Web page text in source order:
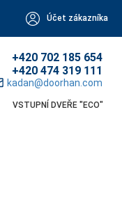
Účet zákazníka
+420 702 185 654
+420 474 319 111
kadan@doorhan.com
VSTUPNÍ DVEŘE "ECO"